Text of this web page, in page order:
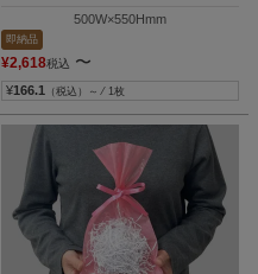
500W×550Hmm
即納品
¥2,618税込 〜
¥166.1 （税込）～ ⁄ 1枚